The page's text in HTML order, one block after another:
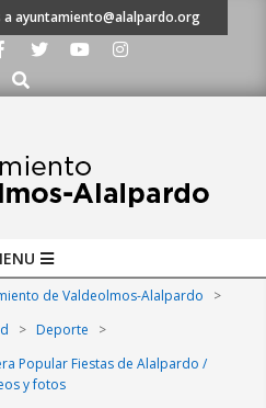
ayuntamiento@alalpardo.org
Buscar
de Valdeolmos-Alalpardo
>
> Deporte
>
Popular Fiestas de Alalpardo /
y fotos